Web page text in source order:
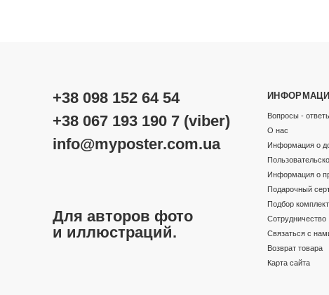
+38 098 152 64 54
+38 067 193 190 7 (viber)
info@myposter.com.ua
Для авторов фото
и иллюстраций.
Вопросы -
О нас
Информация о
Информация о
Подарочный
Подбор
Сотрудничество
Связаться с
Возврат товара
Карта сайта